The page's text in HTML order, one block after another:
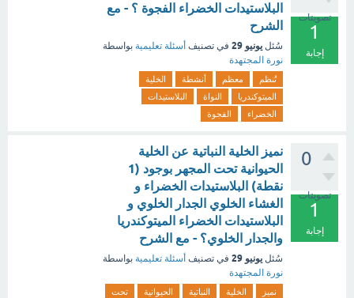
تصويتات
1
إجابة
البلاستيدات الخضراء الفجوة ؟ - مع
الشرح
سُئل يونيو 29 في تصنيف أسئلة تعليمية بواسطة
نورة المجتهدة
تُنظم معظم أنشطة
الخلية
الميتوكندريا
النواة
البلاستيدات
الخضراء
الفجوة
0
تصويتات
1
إجابة
نميز الخلية النباتية عن الخلية
الحيوانية تحت المجهر بوجود (1
نقطة) البلاستيدات الخضراء و
الغشاء الخلوي الجدار الخلوي و
البلاستيدات الخضراء الميتوكندريا
والجدار الخلوي؟ - مع الشرح
سُئل يونيو 29 في تصنيف أسئلة تعليمية بواسطة
نورة المجتهدة
نميز الخلية النباتية الحيوانية
تحت